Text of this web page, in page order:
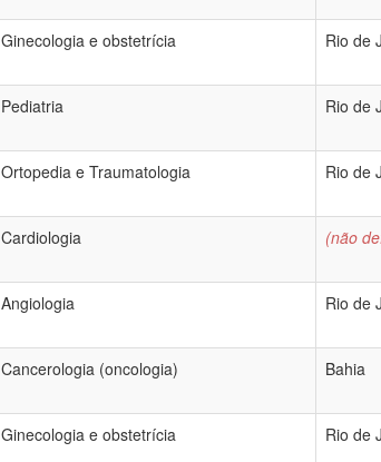
Ginecologia e obstetrícia Rio de
Pediatria Rio de
Ortopedia e Traumatologia Rio de
Cardiologia (não
Angiologia Rio de
Cancerologia (oncologia) Bahia
Ginecologia e obstetrícia Rio de